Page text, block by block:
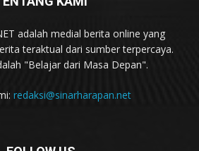
adalah medial berita online yang
teraktual dari sumber terpercaya.
"Belajar dari Masa Depan".
redaksi@sinarharapan.net